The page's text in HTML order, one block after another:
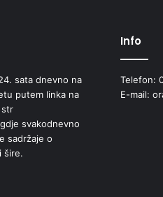
sata dnevno na
putem linka na
str
svakodnevno
sadržaje o
šire.
Info
Telefon:
E-mail: